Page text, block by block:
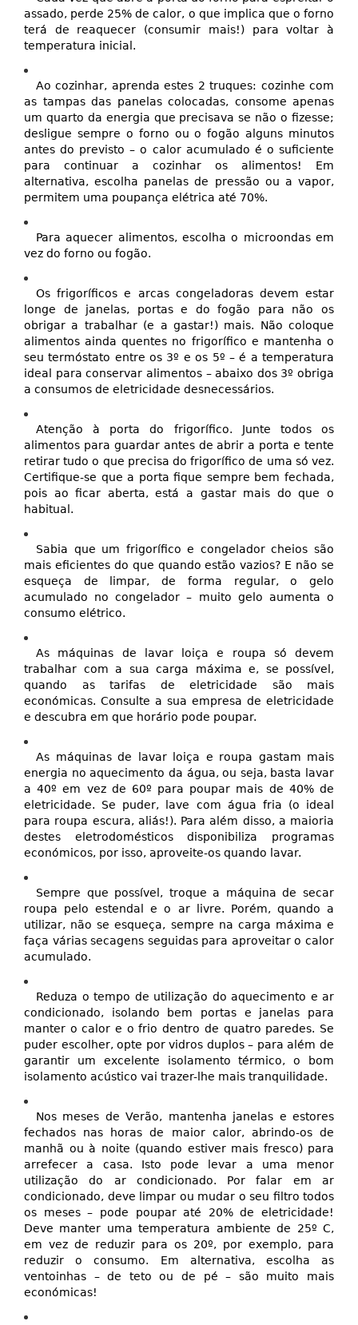
assado, perde 25% de calor, o que implica que o forno
terá de reaquecer (consumir mais!) para voltar à
temperatura inicial.
Ao cozinhar, aprenda estes 2 truques: cozinhe com
as tampas das panelas colocadas, consome apenas
um quarto da energia que precisava se não o fizesse;
desligue sempre o forno ou o fogão alguns minutos
antes do previsto – o calor acumulado é o suficiente
para continuar a cozinhar os alimentos! Em
alternativa, escolha panelas de pressão ou a vapor,
permitem uma poupança elétrica até 70%.
Para aquecer alimentos, escolha o microondas em
vez do forno ou fogão.
Os frigoríficos e arcas congeladoras devem estar
longe de janelas, portas e do fogão para não os
obrigar a trabalhar (e a gastar!) mais. Não coloque
alimentos ainda quentes no frigorífico e mantenha o
seu termóstato entre os 3º e os 5º – é a temperatura
ideal para conservar alimentos – abaixo dos 3º obriga
a consumos de eletricidade desnecessários.
Atenção à porta do frigorífico. Junte todos os
alimentos para guardar antes de abrir a porta e tente
retirar tudo o que precisa do frigorífico de uma só vez.
Certifique-se que a porta fique sempre bem fechada,
pois ao ficar aberta, está a gastar mais do que o
habitual.
Sabia que um frigorífico e congelador cheios são
mais eficientes do que quando estão vazios? E não se
esqueça de limpar, de forma regular, o gelo
acumulado no congelador – muito gelo aumenta o
consumo elétrico.
As máquinas de lavar loiça e roupa só devem
trabalhar com a sua carga máxima e, se possível,
quando as tarifas de eletricidade são mais
económicas. Consulte a sua empresa de eletricidade
e descubra em que horário pode poupar.
As máquinas de lavar loiça e roupa gastam mais
energia no aquecimento da água, ou seja, basta lavar
a 40º em vez de 60º para poupar mais de 40% de
eletricidade. Se puder, lave com água fria (o ideal
para roupa escura, aliás!). Para além disso, a maioria
destes eletrodomésticos disponibiliza programas
económicos, por isso, aproveite-os quando lavar.
Sempre que possível, troque a máquina de secar
roupa pelo estendal e o ar livre. Porém, quando a
utilizar, não se esqueça, sempre na carga máxima e
faça várias secagens seguidas para aproveitar o calor
acumulado.
Reduza o tempo de utilização do aquecimento e ar
condicionado, isolando bem portas e janelas para
manter o calor e o frio dentro de quatro paredes. Se
puder escolher, opte por vidros duplos – para além de
garantir um excelente isolamento térmico, o bom
isolamento acústico vai trazer-lhe mais tranquilidade.
Nos meses de Verão, mantenha janelas e estores
fechados nas horas de maior calor, abrindo-os de
manhã ou à noite (quando estiver mais fresco) para
arrefecer a casa. Isto pode levar a uma menor
utilização do ar condicionado. Por falar em ar
condicionado, deve limpar ou mudar o seu filtro todos
os meses – pode poupar até 20% de eletricidade!
Deve manter uma temperatura ambiente de 25º C,
em vez de reduzir para os 20º, por exemplo, para
reduzir o consumo. Em alternativa, escolha as
ventoinhas – de teto ou de pé – são muito mais
económicas!